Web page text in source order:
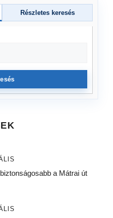
Részletes keresés
a Mátrai út